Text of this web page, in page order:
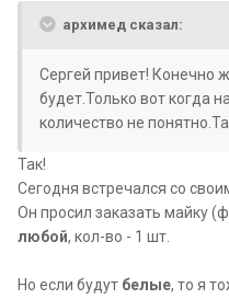
архимед сказал:
Сергей привет! Конечно
будет.Только вот когда
количество не
Так!
Сегодня встречался со
Он просил заказать майку
любой, кол-во - 1 шт.
Но если будут белые, то я